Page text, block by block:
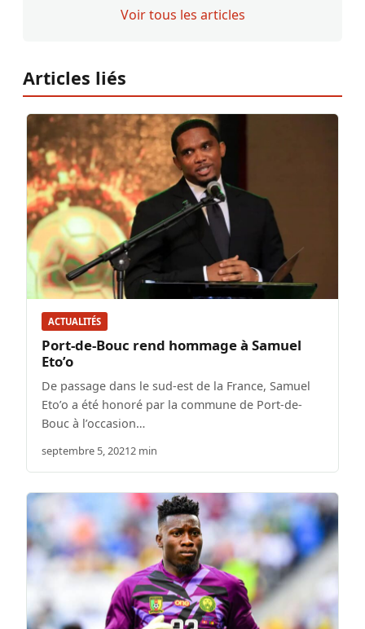
Voir tous les articles
Articles liés
ACTUALITÉS
Port-de-Bouc rend hommage à Samuel
Eto’o
De passage dans le sud-est de la France, Samuel
Eto’o a été honoré par la commune de Port-de-
Bouc à l’occasion…
septembre 5, 20212 min